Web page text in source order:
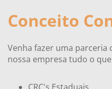
Conceito
Venha fazer uma parceria
nossa empresa tudo o